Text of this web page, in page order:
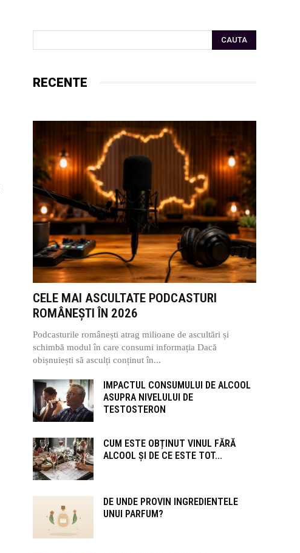
CAUTA
RECENTE
CELE MAI ASCULTATE PODCASTURI
ROMÂNEȘTI ÎN 2026
Podcasturile românești atrag milioane de ascultări și
schimbă modul în care consumi informația Dacă
obișnuiești să asculți conținut în...
IMPACTUL CONSUMULUI DE ALCOOL
ASUPRA NIVELULUI DE
TESTOSTERON
CUM ESTE OBȚINUT VINUL FĂRĂ
ALCOOL ȘI DE CE ESTE TOT...
DE UNDE PROVIN INGREDIENTELE
UNUI PARFUM?